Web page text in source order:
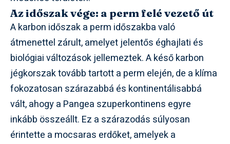
Az időszak vége: a perm felé vezető út
A karbon időszak a perm időszakba való
átmenettel zárult, amelyet jelentős éghajlati és
biológiai változások jellemeztek. A késő karbon
jégkorszak tovább tartott a perm elején, de a klíma
fokozatosan szárazabbá és kontinentálisabbá
vált, ahogy a Pangea szuperkontinens egyre
inkább összeállt. Ez a szárazodás súlyosan
érintette a mocsaras erdőket, amelyek a